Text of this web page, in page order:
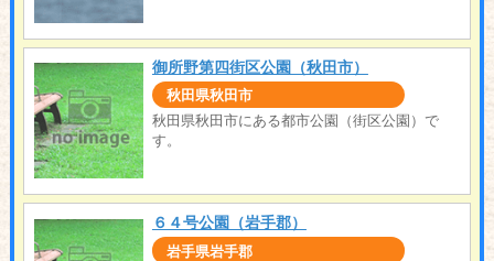
御所野第四街区公園（秋田市）
秋田県秋田市
秋田県秋田市にある都市公園（街区公園）で
す。
６４号公園（岩手郡）
岩手県岩手郡